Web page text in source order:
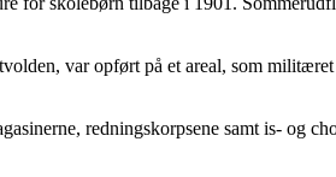
var opført på et areal, som
redningskorpsene samt is- og